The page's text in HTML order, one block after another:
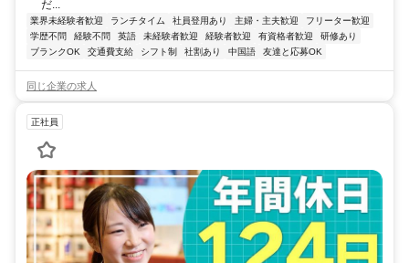
だ...
業界未経験者歓迎 ランチタイム 社員登用あり 主婦・主夫歓迎
フリーター歓迎
学歴不問
経験不問 英語 未経験者歓迎 経験者歓迎 有資格者歓迎
研修あり
ブランクOK
交通費支給 シフト制 社割あり 中国語 友達と応募OK
同じ企業の求人
正社員